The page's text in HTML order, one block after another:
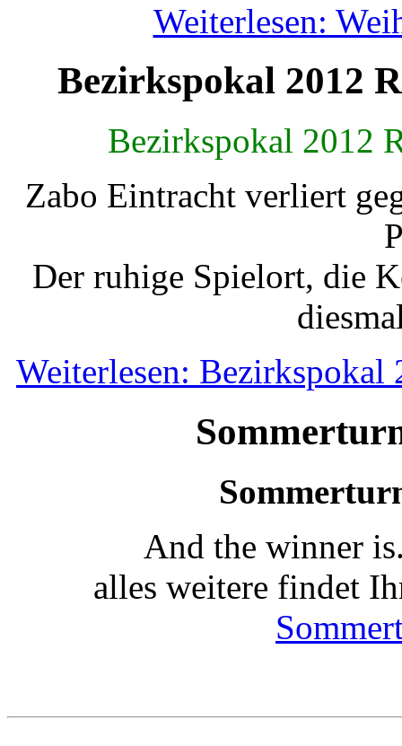
Weiterlesen:
Bezirkspokal 2012
Bezirkspokal 2012
Zabo Eintracht verliert
Der ruhige Spielort, die
Weiterlesen: Bezirkspokal
And the winner
alles weitere findet